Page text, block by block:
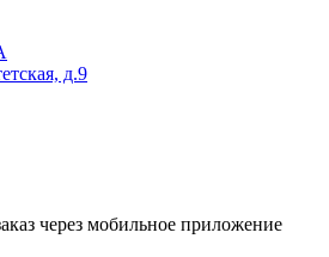
д.9
через мобильное приложение